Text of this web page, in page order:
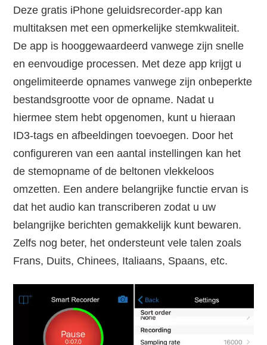
Deze gratis iPhone geluidsrecorder-app kan
multitaksen met een opmerkelijke stemkwaliteit.
De app is hooggewaardeerd vanwege zijn snelle
en eenvoudige processen. Met deze app krijgt u
ongelimiteerde opnames vanwege zijn onbeperkte
bestandsgrootte voor de opname. Nadat u
hiermee stem hebt opgenomen, kunt u hieraan
ID3-tags en afbeeldingen toevoegen. Door het
configureren van een aantal instellingen kan het
de stemopname of de beltonen vlekkeloos
omzetten. Een andere belangrijke functie ervan is
dat het audio kan transcriberen zodat u uw
belangrijke berichten gemakkelijk kunt bewaren.
Zelfs nog beter, het ondersteunt vele talen zoals
Frans, Duits, Chinees, Italiaans, Spaans, etc.